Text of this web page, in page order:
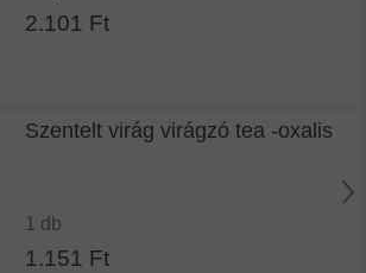
2.101 Ft
Szentelt virág virágzó tea -oxalis
1 db
1.151 Ft